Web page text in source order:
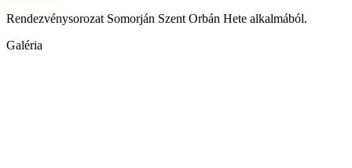
Rendezvénysorozat Somorján Szent Orbán Hete alkalmából.
Galéria